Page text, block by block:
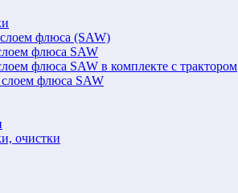
флюса (SAW)
флюса SAW
флюса SAW в комплекте с трактором
флюса SAW
очистки